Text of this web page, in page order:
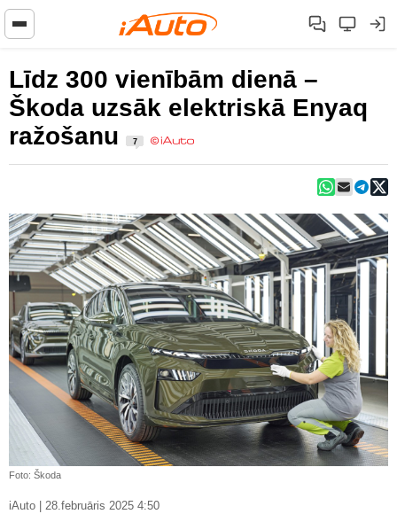
Līdz 300 vienībām dienā –
Škoda uzsāk elektriskā Enyaq
ražošanu
7
Foto: Škoda
iAuto | 28.februāris 2025 4:50